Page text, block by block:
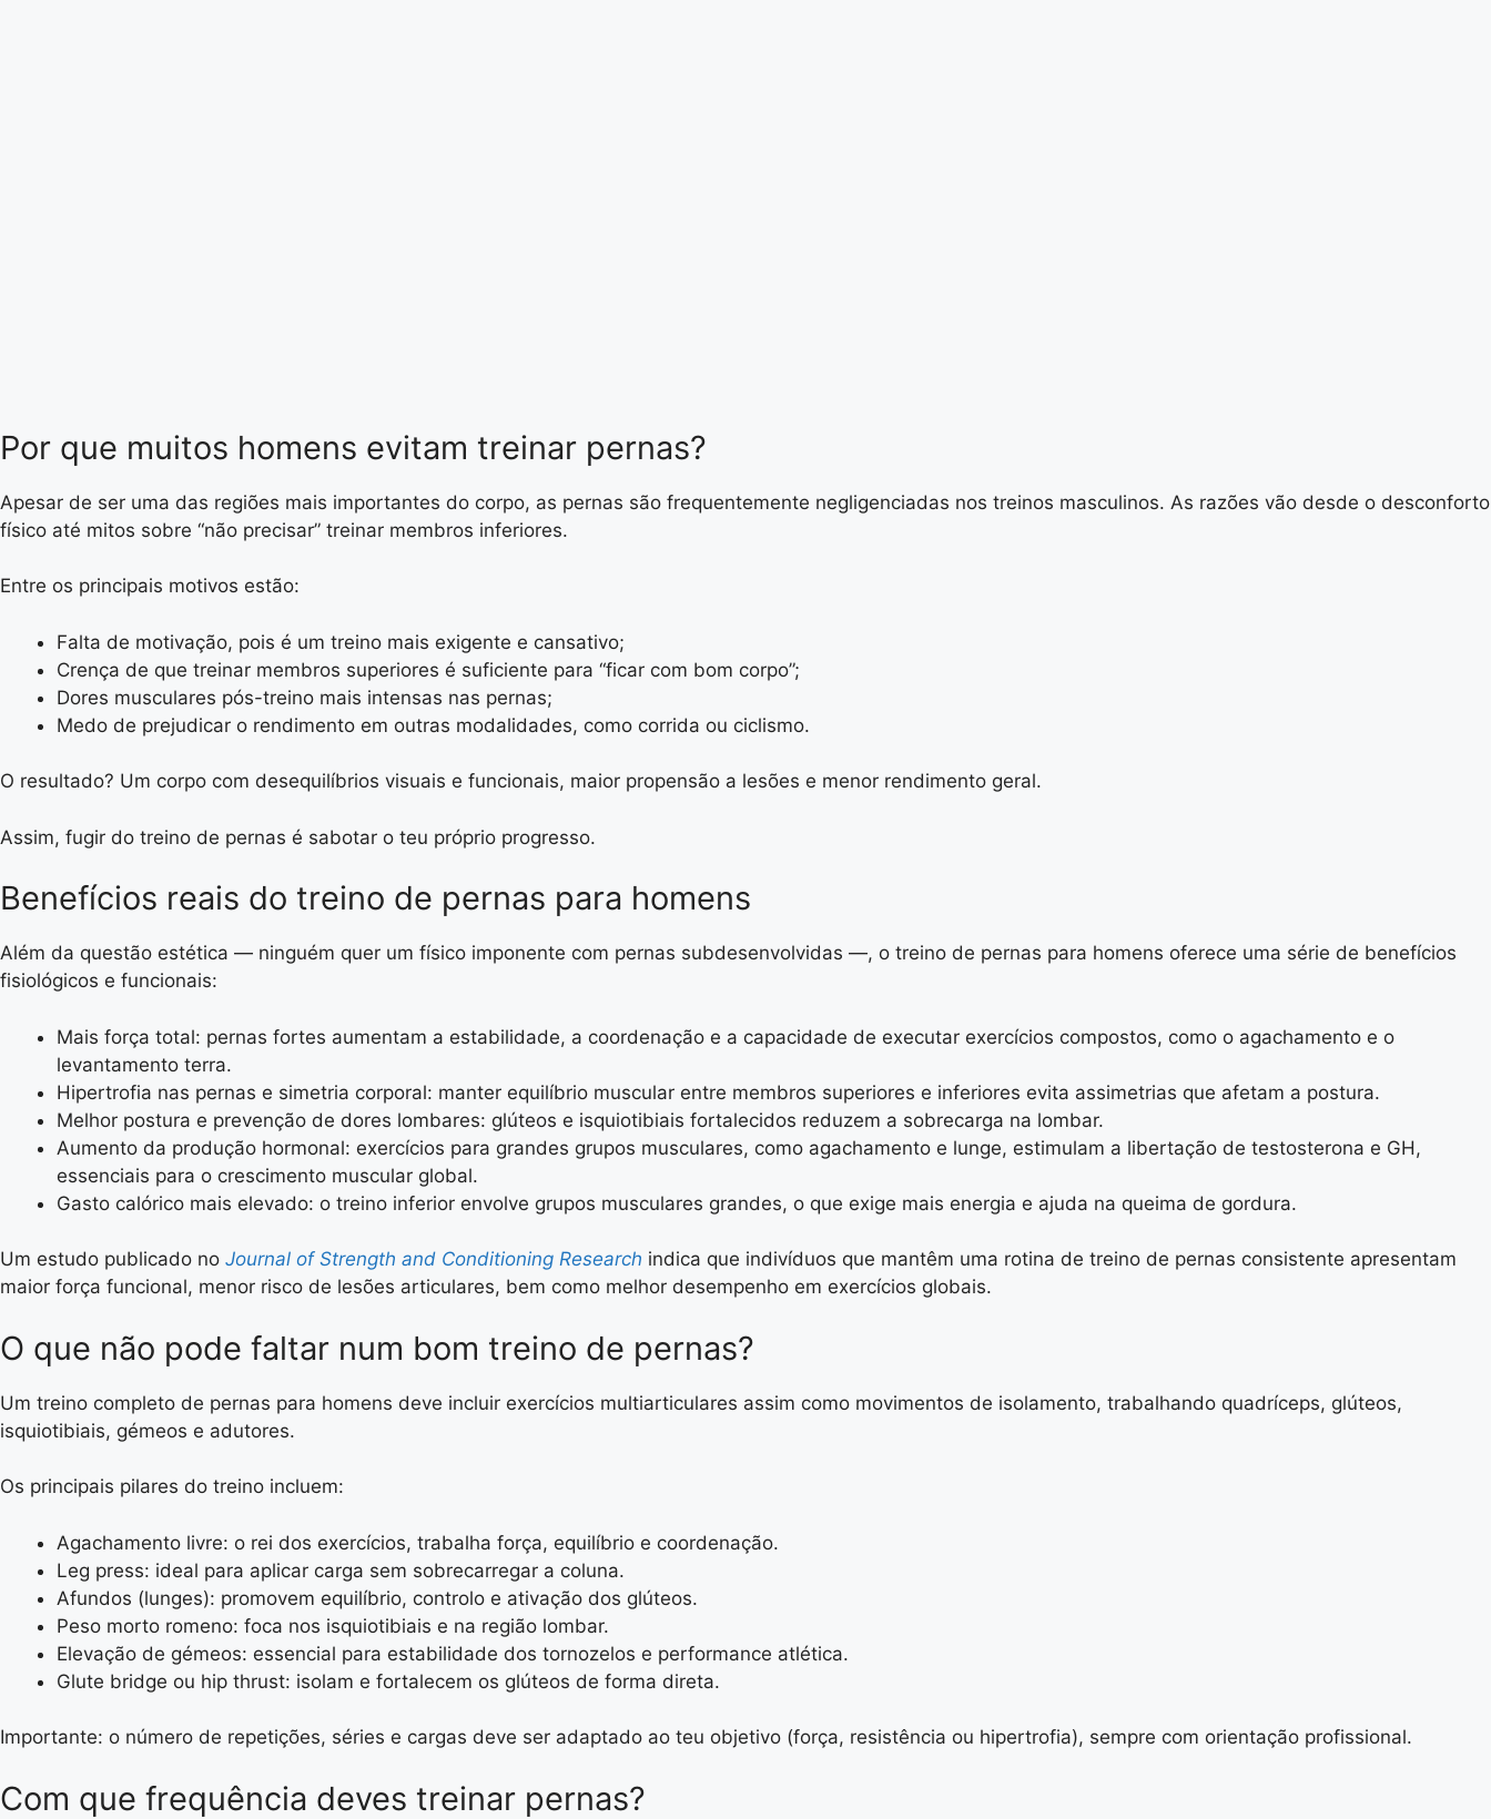
Por que muitos homens evitam treinar pernas?
Apesar de ser uma das regiões mais importantes do corpo, as pernas são frequentemente negligenciadas nos treinos masculinos. As razões vão desde o desconforto
físico até mitos sobre “não precisar” treinar membros inferiores.
Entre os principais motivos estão:
Falta de motivação, pois é um treino mais exigente e cansativo;
Crença de que treinar membros superiores é suficiente para “ficar com bom corpo”;
Dores musculares pós-treino mais intensas nas pernas;
Medo de prejudicar o rendimento em outras modalidades, como corrida ou ciclismo.
O resultado? Um corpo com desequilíbrios visuais e funcionais, maior propensão a lesões e menor rendimento geral.
Assim, fugir do treino de pernas é sabotar o teu próprio progresso.
Benefícios reais do treino de pernas para homens
Além da questão estética — ninguém quer um físico imponente com pernas subdesenvolvidas —, o treino de pernas para homens oferece uma série de benefícios
fisiológicos e funcionais:
Mais força total: pernas fortes aumentam a estabilidade, a coordenação e a capacidade de executar exercícios compostos, como o agachamento e o
levantamento terra.
Hipertrofia nas pernas e simetria corporal: manter equilíbrio muscular entre membros superiores e inferiores evita assimetrias que afetam a postura.
Melhor postura e prevenção de dores lombares: glúteos e isquiotibiais fortalecidos reduzem a sobrecarga na lombar.
Aumento da produção hormonal: exercícios para grandes grupos musculares, como agachamento e lunge, estimulam a libertação de testosterona e GH,
essenciais para o crescimento muscular global.
Gasto calórico mais elevado: o treino inferior envolve grupos musculares grandes, o que exige mais energia e ajuda na queima de gordura.
Um estudo publicado no Journal of Strength and Conditioning Research indica que indivíduos que mantêm uma rotina de treino de pernas consistente apresentam
maior força funcional, menor risco de lesões articulares, bem como melhor desempenho em exercícios globais.
O que não pode faltar num bom treino de pernas?
Um treino completo de pernas para homens deve incluir exercícios multiarticulares assim como movimentos de isolamento, trabalhando quadríceps, glúteos,
isquiotibiais, gémeos e adutores.
Os principais pilares do treino incluem:
Agachamento livre: o rei dos exercícios, trabalha força, equilíbrio e coordenação.
Leg press: ideal para aplicar carga sem sobrecarregar a coluna.
Afundos (lunges): promovem equilíbrio, controlo e ativação dos glúteos.
Peso morto romeno: foca nos isquiotibiais e na região lombar.
Elevação de gémeos: essencial para estabilidade dos tornozelos e performance atlética.
Glute bridge ou hip thrust: isolam e fortalecem os glúteos de forma direta.
Importante: o número de repetições, séries e cargas deve ser adaptado ao teu objetivo (força, resistência ou hipertrofia), sempre com orientação profissional.
Com que frequência deves treinar pernas?